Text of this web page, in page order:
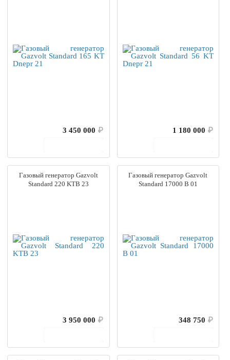
3 450 000 ₽
1 180 000 ₽
Газовый генератор Gazvolt
Standard 220 KTB 23
3 950 000 ₽
Газовый генератор Gazvolt
Standard 17000 B 01
348 750 ₽